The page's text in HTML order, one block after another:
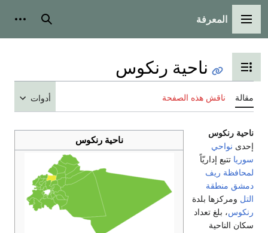
القائمة الرئيسية
المعرفة بحث
تبديل عرض جدول المحتويات
ناحية رنكوس
مقالة ناقش هذه الصفحة أدوات
ناحية رنكوس
ناحية رنكوس
إحدى نواحي
سوريا تتبع إداريّاً
لمحافظة ريف
دمشق منطقة
التل ومركزها بلدة
رنكوس، بلغ تعداد
سكان الناحية